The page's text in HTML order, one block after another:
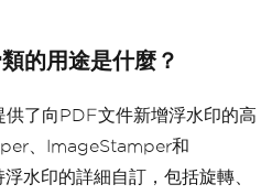
的用途是什麼？
了向PDF文件新增浮水印的高
、ImageStamper和
水印的詳細自訂，包括旋轉、